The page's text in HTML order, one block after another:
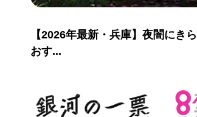
【2026年最新・兵庫】夜闇にき
おす...